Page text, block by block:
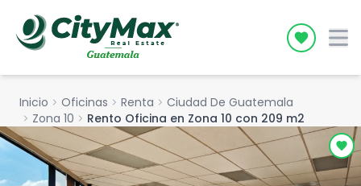
Icon
Inicio chevron_right Oficinas chevron_right Renta chevron_right Ciudad De Guatemala
chevron_right Zona 10 chevron_right Rento Oficina en Zona 10 con 209 m2